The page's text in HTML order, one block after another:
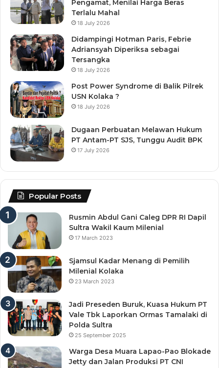
Pengamat, Menilai Harga Beras
Terlalu Mahal
18 July 2026
Didampingi Hotman Paris, Febrie
Adriansyah Diperiksa sebagai
Tersangka
18 July 2026
Post Power Syndrome di Balik Pilrek
USN Kolaka ?
18 July 2026
Dugaan Perbuatan Melawan Hukum
PT Antam-PT SJS, Tunggu Audit BPK
17 July 2026
Popular Posts
Rusmin Abdul Gani Caleg DPR RI Dapil
Sultra Wakil Kaum Milenial
17 March 2023
Sjamsul Kadar Menang di Pemilih
Milenial Kolaka
23 March 2023
Jadi Preseden Buruk, Kuasa Hukum PT
Vale Tbk Laporkan Ormas Tamalaki di
Polda Sultra
25 September 2025
Warga Desa Muara Lapao-Pao Blokade
Jetty dan Jalan Produksi PT CNI